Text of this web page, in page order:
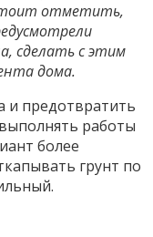
отметить,
сделать с этим
дома.
и предотвратить
работы
более
грунт по